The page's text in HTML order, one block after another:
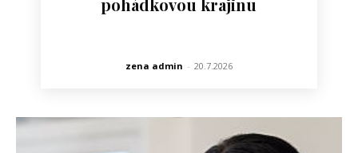
zena admin - 20.7.2026